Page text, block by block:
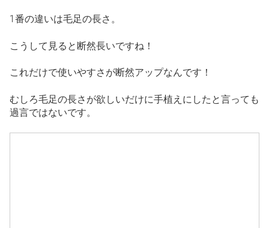
1番の違いは毛足の長さ。
こうして見ると断然長いですね！
これだけで使いやすさが断然アップなんです！
むしろ毛足の長さが欲しいだけに手植えにしたと言っても
過言ではないです。